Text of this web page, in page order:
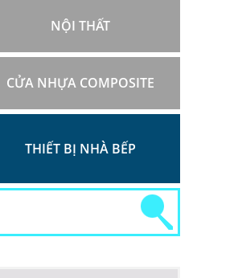
NỘI THẤT
CỬA NHỰA COMPOSITE
THIẾT BỊ NHÀ BẾP